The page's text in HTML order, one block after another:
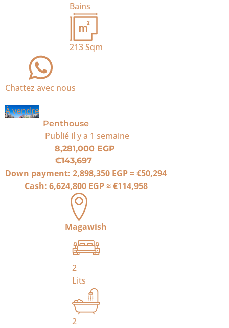
Bains
213Sqm
Chattez avec nous
À vendre
Penthouse
Publié il y a 1 semaine
8,281,000 EGP
€143,697
Down payment: 2,898,350 EGP≈€50,294
Cash: 6,624,800 EGP≈€114,958
Magawish
2
Lits
2